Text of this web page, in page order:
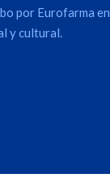
por Eurofarma en
y cultural.